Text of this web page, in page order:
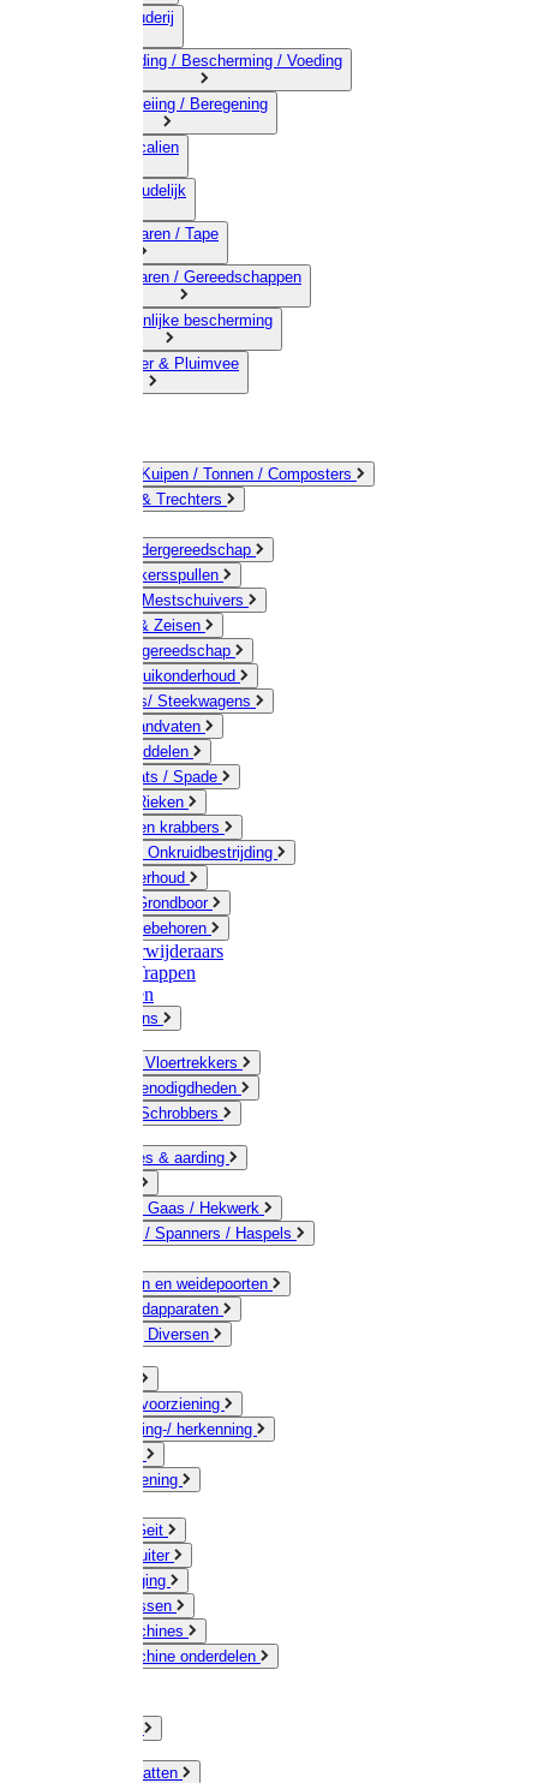
04) Veehouderij
05) Bestrijding / Bescherming / Voeding
06) Besproeiing / Beregening
07) Chemicalien
08) Huishoudelijk
09) Touwwaren / Tape
10) IJzerwaren / Gereedschappen
11) Persoonlijke bescherming
12) Kleindier & Pluimvee
Emmers / Kuipen / Tonnen / Composters
Jerrycans & Trechters
Hand-/ Kindergereedschap
Stratenmakersspullen
Sneeuw- / Mestschuivers
Baggeren & Zeisen
Elektrisch gereedschap
Boom / Struikonderhoud
Kruiwagens/ Steekwagens
Stelen / Handvaten
Tuinhulpmiddelen
Schop / Bats / Spade
Vorken & Rieken
Cultivator en krabbers
Schoffels / Onkruidbestrijding
Gazononderhoud
Hamers / Grondboor
Sledes / toebehoren
Onkruidverwijderaars
Ladders / Trappen
Werkbanken
Betonmolens
Bezems & Vloertrekkers
Schildersbenodigdheden
Borstels / Schrobbers
Accessoires & aarding
Geleiders / Gaas / Hekwerk
Verbinders / Spanners / Haspels
Doorgangen en weidepoorten
Schrikdraadapparaten
Afrastering Diversen
Drinkwatervoorziening
Veemarkering-/ herkenning
Voervoorziening
Schaap / Geit
Paard & Ruiter
Veeverzorging
Scheermessen
Scheermachines
Scheermachine onderdelen
Muizen / Ratten